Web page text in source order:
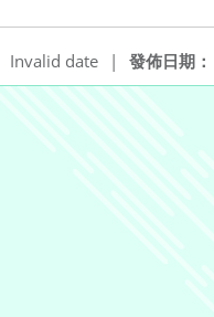
發佈日期：
Invalid date |